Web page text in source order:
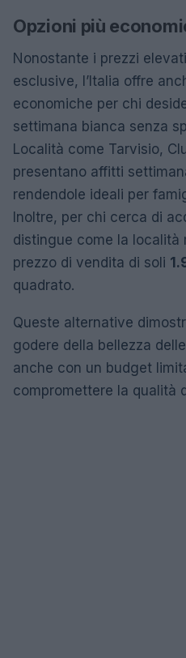
Opzioni più
Nonostante i prezzi
esclusive, l’Italia offre
economiche per chi
settimana bianca senza
Località come Tarvisio,
presentano affitti
rendendole ideali per
Inoltre, per chi cerca di
distingue come la località
prezzo di vendita di soli
quadrato.
Queste alternative
godere della bellezza
anche con un budget
compromettere la qualità